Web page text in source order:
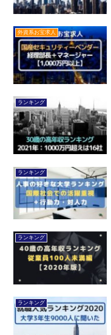
外資系お宝求人
ランキング
ランキング
ランキング
ランキング